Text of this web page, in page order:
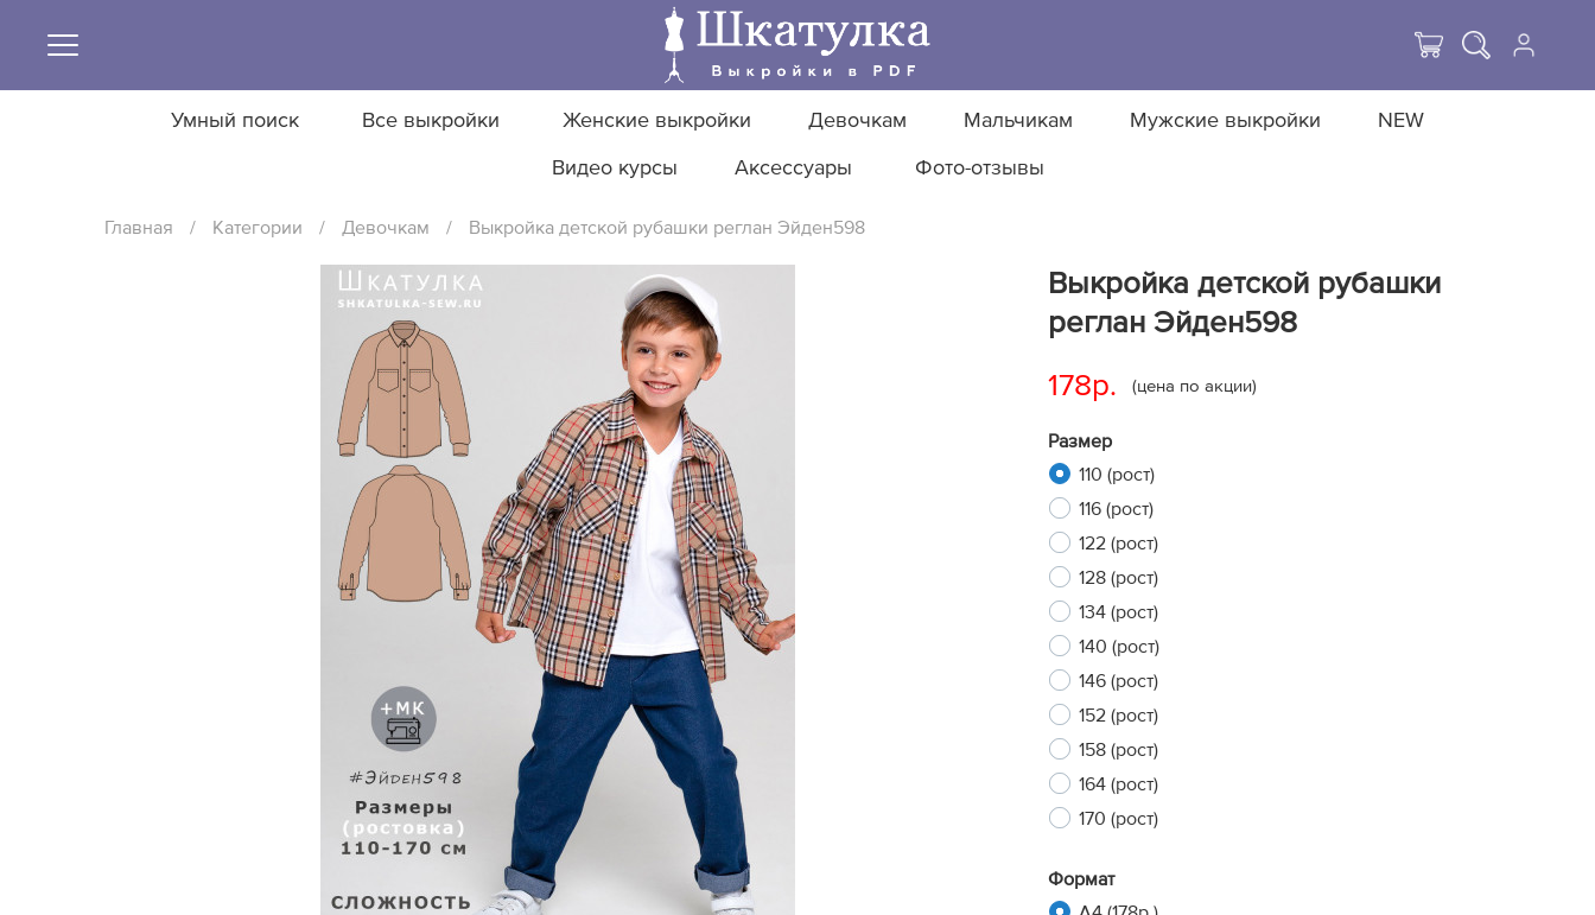
Умный поиск Все выкройки Женские выкройки Девочкам Мальчикам Мужские выкройки NEW
Видео курсы Аксессуары Фото-отзывы
Главная / Категории / Девочкам / Выкройка детской рубашки реглан Эйден598
Next
Выкройка детской рубашки
реглан Эйден598
178р. (цена по акции)
Размер
110 (рост)
116 (рост)
122 (рост)
128 (рост)
134 (рост)
140 (рост)
146 (рост)
152 (рост)
158 (рост)
164 (рост)
170 (рост)
Формат